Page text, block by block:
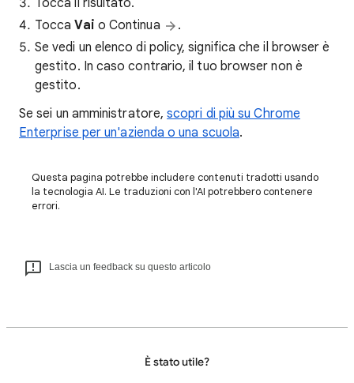
Tocca il risultato.
ToccaVai o Continua
.
Se vedi un elenco di policy, significa che il browser è
gestito. In caso contrario, il tuo browser non è
gestito.
Se sei un amministratore,scopri di più su Chrome
Enterprise per un'azienda o una scuola.
Questa pagina potrebbe includere contenuti tradotti usando
la tecnologia AI. Le traduzioni con l'AI potrebbero contenere
errori.
Lascia un feedback su questo articolo
È stato utile?